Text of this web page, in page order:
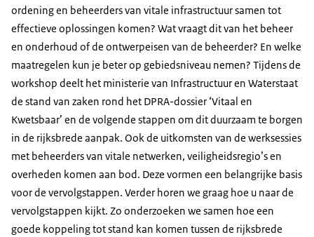
ordening en beheerders van vitale infrastructuur samen tot
effectieve oplossingen komen? Wat vraagt dit van het beheer
en onderhoud of de ontwerpeisen van de beheerder? En welke
maatregelen kun je beter op gebiedsniveau nemen? Tijdens de
workshop deelt het ministerie van Infrastructuur en Waterstaat
de stand van zaken rond het DPRA-dossier ‘Vitaal en
Kwetsbaar’ en de volgende stappen om dit duurzaam te borgen
in de rijksbrede aanpak. Ook de uitkomsten van de werksessies
met beheerders van vitale netwerken, veiligheidsregio’s en
overheden komen aan bod. Deze vormen een belangrijke basis
voor de vervolgstappen. Verder horen we graag hoe u naar de
vervolgstappen kijkt. Zo onderzoeken we samen hoe een
goede koppeling tot stand kan komen tussen de rijksbrede